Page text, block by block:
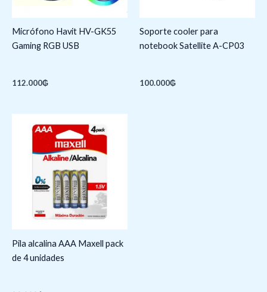
Micrófono Havit HV-GK55
Gaming RGB USB
112.000₲
Soporte cooler para
notebook Satellite A-CP03
100.000₲
Pila alcalina AAA Maxell pack
de 4 unidades